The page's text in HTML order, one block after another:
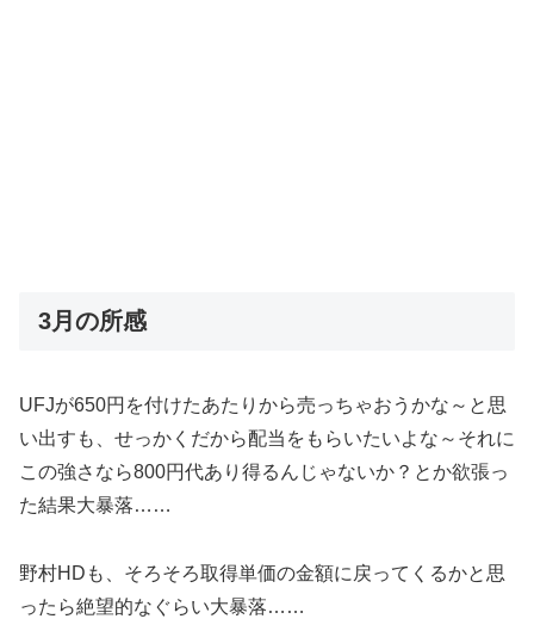
3月の所感
UFJが650円を付けたあたりから売っちゃおうかな～と思
い出すも、せっかくだから配当をもらいたいよな～それに
この強さなら800円代あり得るんじゃないか？とか欲張っ
た結果大暴落……
野村HDも、そろそろ取得単価の金額に戻ってくるかと思
ったら絶望的なぐらい大暴落……